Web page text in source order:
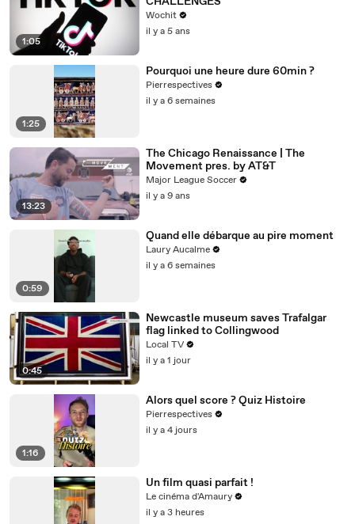
1:05
Wochit
il y a 5 ans
1:25
Pourquoi une heure dure 60min ?
Pierrespectives
il y a 6 semaines
13:23
The Chicago Renaissance | The
Movement pres. by AT&T
Major League Soccer
il y a 9 ans
0:59
Quand elle débarque au pire moment
Laury Aucalme
il y a 6 semaines
0:45
Newcastle museum saves Trafalgar
flag linked to Collingwood
Local TV
il y a 1 jour
1:16
Alors quel score ? Quiz Histoire
Pierrespectives
il y a 4 jours
Un film quasi parfait !
Le cinéma d'Amaury
il y a 3 heures